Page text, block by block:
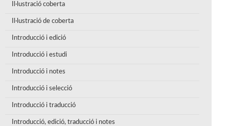
Il·lustració coberta
Il·lustració de coberta
Introducció i edició
Introducció i estudi
Introducció i notes
Introducció i selecció
Introducció i traducció
Introducció, edició, traducció i notes